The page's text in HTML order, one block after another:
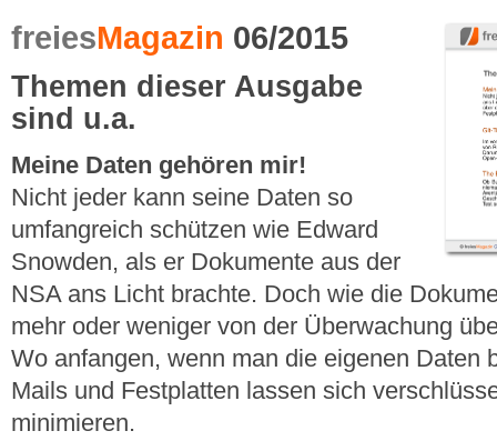
freiesMagazin 06/2015
Themen dieser Ausgabe
sind u.a.
Meine Daten gehören mir!
Nicht jeder kann seine Daten so
umfangreich schützen wie Edward
Snowden, als er Dokumente aus der
NSA ans Licht brachte. Doch wie die
mehr oder weniger von der Überwachung
Wo anfangen, wenn man die eigenen Daten
Mails und Festplatten lassen sich
minimieren.